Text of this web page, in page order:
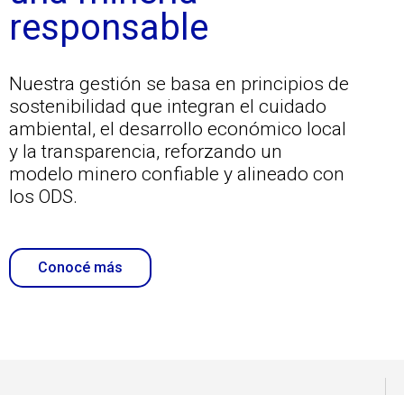
responsable
Nuestra gestión se basa en principios de
sostenibilidad que integran el cuidado
ambiental, el desarrollo económico local
y la transparencia, reforzando un
modelo minero confiable y alineado con
los ODS.
Conocé más